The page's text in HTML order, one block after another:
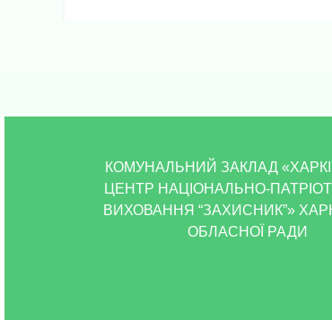
КОМУНАЛЬНИЙ ЗАКЛАД
ЦЕНТР НАЦІОНАЛЬНО-
ВИХОВАННЯ “ЗАХИСНИК”»
ОБЛАСНОЇ РАДИ